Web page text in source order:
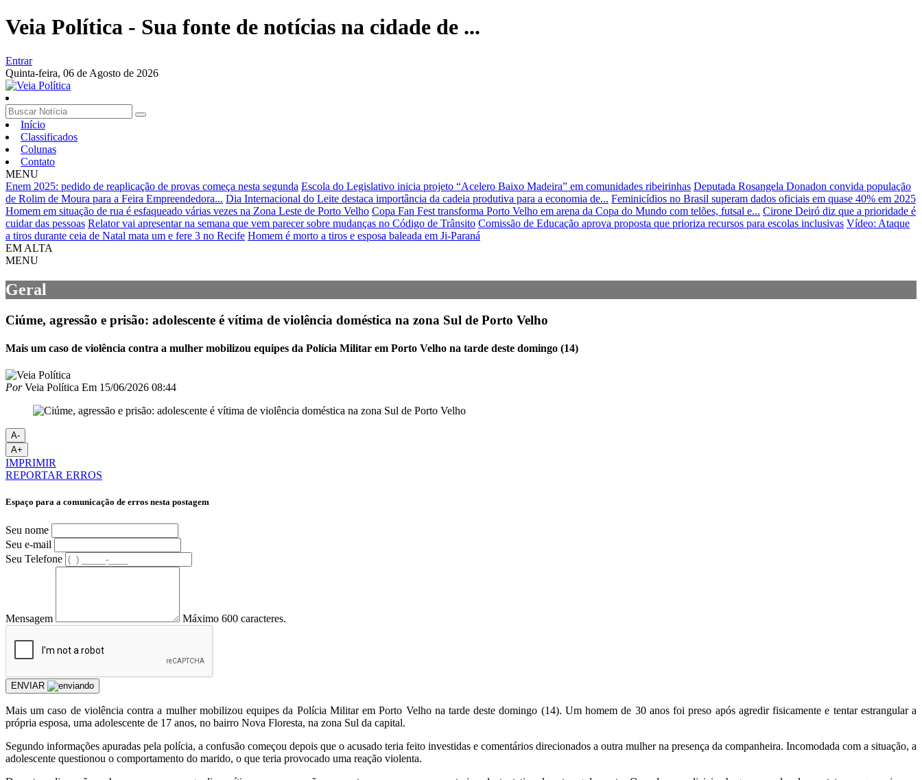
Veia Política - Sua fonte de notícias na cidade de ...
Entrar
Quinta-feira, 06 de Agosto de 2026
Início
Classificados
Colunas
Contato
MENU
Enem 2025: pedido de reaplicação de provas começa nesta segunda Escola do Legislativo inicia projeto “Acelero Baixo Madeira” em comunidades ribeirinhas Deputada Rosangela Donadon convida população
de Rolim de Moura para a Feira Empreendedora... Dia Internacional do Leite destaca importância da cadeia produtiva para a economia de... Feminicídios no Brasil superam dados oficiais em quase 40% em 2025
Homem em situação de rua é esfaqueado várias vezes na Zona Leste de Porto Velho Copa Fan Fest transforma Porto Velho em arena da Copa do Mundo com telões, futsal e... Cirone Deiró diz que a prioridade é
cuidar das pessoas Relator vai apresentar na semana que vem parecer sobre mudanças no Código de Trânsito Comissão de Educação aprova proposta que prioriza recursos para escolas inclusivas Vídeo: Ataque
a tiros durante ceia de Natal mata um e fere 3 no Recife Homem é morto a tiros e esposa baleada em Ji-Paraná
EM ALTA
MENU
Geral
Ciúme, agressão e prisão: adolescente é vítima de violência doméstica na zona Sul de Porto Velho
Mais um caso de violência contra a mulher mobilizou equipes da Polícia Militar em Porto Velho na tarde deste domingo (14)
PorVeia Política Em 15/06/2026 08:44
A-
A+
IMPRIMIR
REPORTAR ERROS
Espaço para a comunicação de erros nesta postagem
Seu nome
Seu e-mail
Seu Telefone
Mensagem Máximo 600 caracteres.
ENVIAR
Mais um caso de violência contra a mulher mobilizou equipes da Polícia Militar em Porto Velho na tarde deste domingo (14). Um homem de 30 anos foi preso após agredir fisicamente e tentar estrangular a
própria esposa, uma adolescente de 17 anos, no bairro Nova Floresta, na zona Sul da capital.
Segundo informações apuradas pela polícia, a confusão começou depois que o acusado teria feito investidas e comentários direcionados a outra mulher na presença da companheira. Incomodada com a situação, a
adolescente questionou o comportamento do marido, o que teria provocado uma reação violenta.